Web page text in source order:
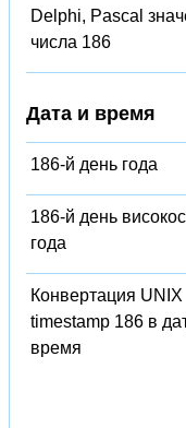
Delphi, Pascal
числа 186
Дата и время
186-й день года
186-й день
года
Конвертация UNIX
timestamp 186 в
время